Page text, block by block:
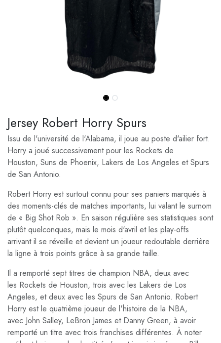
Jersey Robert Horry Spurs
Issu de l'université de l'Alabama, il joue au poste d'ailier fort.
Horry a joué successivement pour les Rockets de
Houston, Suns de Phoenix, Lakers de Los Angeles etSpurs
de San Antonio.
Robert Horry est surtout connu pour ses paniers marqués à
des moments-clés de matches importants, lui valant le surnom
de « Big Shot Rob ». En saison régulière ses statistiques sont
plutôt quelconques, mais le mois d'avril et les play-offs
arrivant il se réveille et devient un joueur redoutable derrière
la ligne à trois points grâce à sa grande taille.
Il a remporté sept titres de champion NBA, deux avec
les Rockets de Houston, trois avec les Lakers de Los
Angeles, et deux avec les Spurs de San Antonio. Robert
Horry est le quatrième joueur de l'histoire de la NBA,
avec John Salley, LeBron James et Danny Green, à avoir
remporté un titre avec trois franchises différentes. À noter